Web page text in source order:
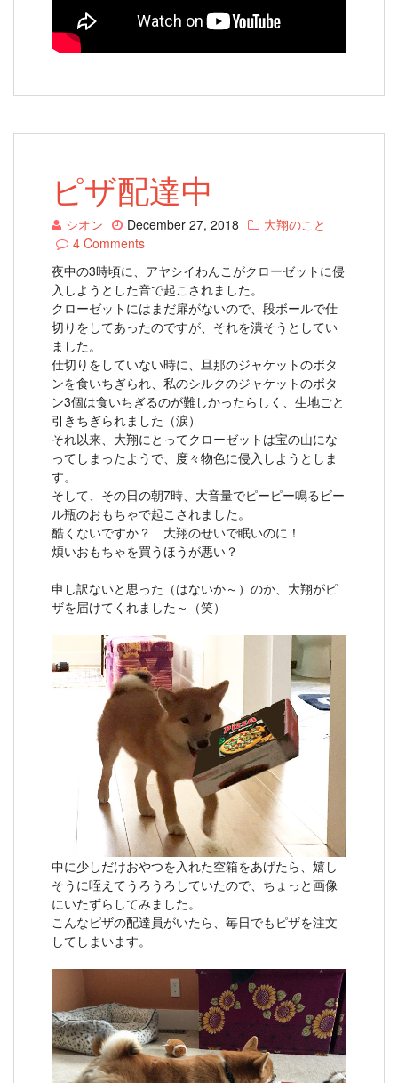
ピザ配達中
シオン December 27, 2018
大翔のこと
4 Comments
夜中の3時頃に、アヤシイわんこがクローゼットに侵
入しようとした音で起こされました。
クローゼットにはまだ扉がないので、段ボールで仕
切りをしてあったのですが、それを潰そうとしてい
ました。
仕切りをしていない時に、旦那のジャケットのボタ
ンを食いちぎられ、私のシルクのジャケットのボタ
ン3個は食いちぎるのが難しかったらしく、生地ごと
引きちぎられました（涙）
それ以来、大翔にとってクローゼットは宝の山にな
ってしまったようで、度々物色に侵入しようとしま
す。
そして、その日の朝7時、大音量でピーピー鳴るビー
ル瓶のおもちゃで起こされました。
酷くないですか？ 大翔のせいで眠いのに！
煩いおもちゃを買うほうが悪い？
申し訳ないと思った（はないか～）のか、大翔がピ
ザを届けてくれました～（笑）
中に少しだけおやつを入れた空箱をあげたら、嬉し
そうに咥えてうろうろしていたので、ちょっと画像
にいたずらしてみました。
こんなピザの配達員がいたら、毎日でもピザを注文
してしまいます。